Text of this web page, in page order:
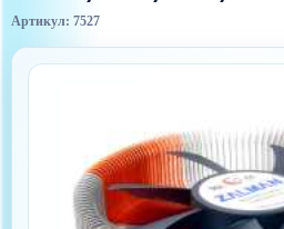
Артикул: 7527